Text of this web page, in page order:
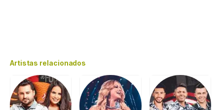
Artistas relacionados